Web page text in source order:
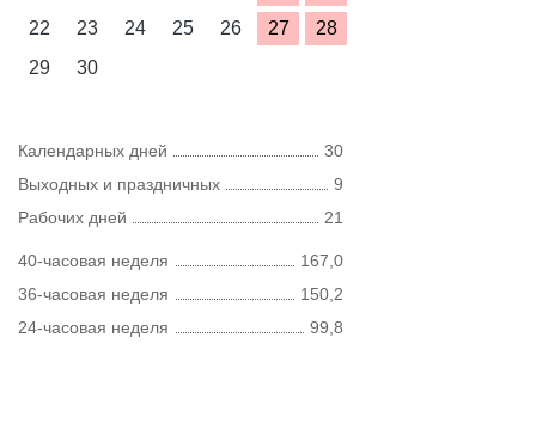
22
23 24 25 26 27
28
29
30
Календарных дней
30
Выходных и праздничных
9
Рабочих дней
21
40-часовая неделя
167,0
36-часовая неделя
150,2
24-часовая неделя
99,8